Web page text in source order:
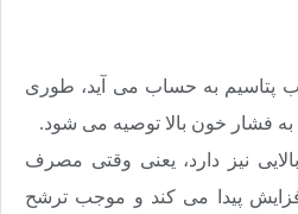
پتاسیم به حساب می آید، طوری
فشار خون بالا توصیه می شود.
نیز دارد، یعنی وقتی مصرف
پیدا می کند و موجب ترشح